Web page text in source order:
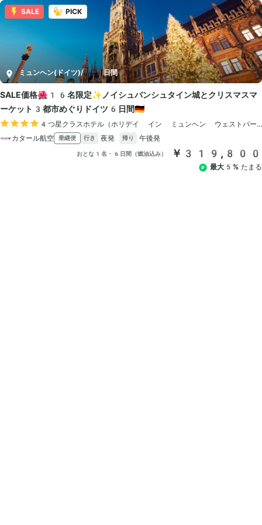
SALE PICK
ミュンヘン(ドイツ)/ 6日間
SALE価格🌺16名限定✨ノイシュバンシュタイン城とクリスマスマ
ーケット3都市めぐりドイツ6日間🇩🇪
4つ星クラスホテル（ホリデイ イン ミュンヘン ウェストパ
カタール航空
乗継便 行き 夜発 帰り 午後発
おとな1名・6日間（燃油込み） ￥319,800
最大5% たまる